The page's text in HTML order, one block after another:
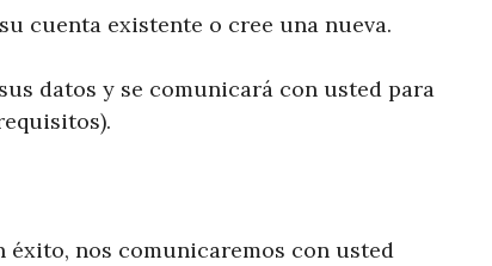
cuenta existente o cree una nueva.
datos y se comunicará con usted para
éxito, nos comunicaremos con usted